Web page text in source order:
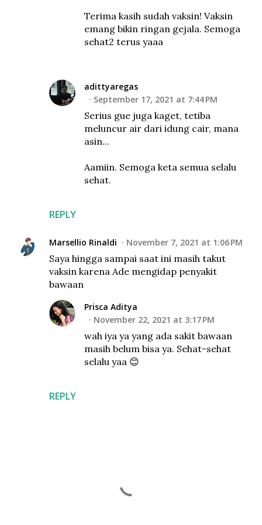
REPLY
Terima kasih sudah vaksin! Vaksin
emang bikin ringan gejala. Semoga
sehat2 terus yaaa
adittyaregas
September 17, 2021 at 7:44 PM
Serius gue juga kaget, tetiba
meluncur air dari idung cair, mana
asin...
Aamiin. Semoga keta semua selalu
sehat.
Marsellio Rinaldi November 7, 2021 at 1:06 PM
Saya hingga sampai saat ini masih takut
vaksin karena Ade mengidap penyakit
bawaan
REPLY
Prisca Aditya
November 22, 2021 at 3:17 PM
wah iya ya yang ada sakit bawaan
masih belum bisa ya. Sehat-sehat
selalu yaa 😊